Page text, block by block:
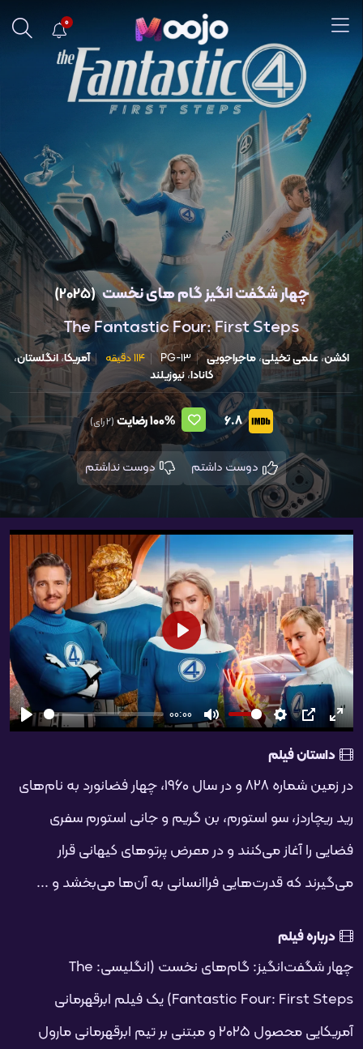
0
چهار شگفت انگیز گام های نخست(2025)
The Fantastic Four: First Steps
اکشن،علمی تخیلی،ماجراجویی PG-13 ۱۱۴ دقیقه آمریکا،انگلستان،
کانادا،نیوزیلند
6.8
100%رضایت (2 رای)
دوست نداشتم
شروع
00:00
بی‌صدا تنظیمات
PIP تمام
شروع
داستان فیلم
در زمین شماره ۸۲۸ و در سال ۱۹۶۰، چهار فضانورد به نام‌های
رید ریچاردز، سو استورم، بن گریم و جانی استورم سفری
فضایی را آغاز می‌کنند و در معرض پرتوهای کیهانی قرار
می‌گیرند که قدرت‌هایی فراانسانی به آن‌ها می‌بخشد و ...
درباره فیلم
چهار شگفت‌انگیز: گام‌های نخست (انگلیسی: The
Fantastic Four: First Steps) یک فیلم ابرقهرمانی
آمریکایی محصول ۲۰۲۵ و مبتنی بر تیم ابرقهرمانی مارول